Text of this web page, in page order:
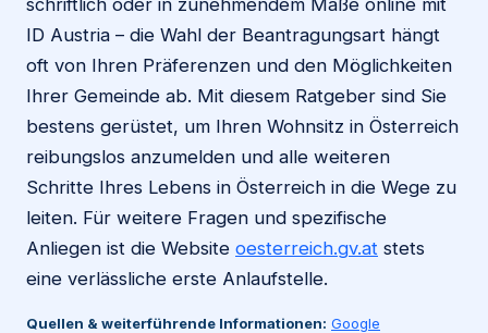
ID Austria – die Wahl der Beantragungsart hängt
oft von Ihren Präferenzen und den Möglichkeiten
Ihrer Gemeinde ab. Mit diesem Ratgeber sind Sie
bestens gerüstet, um Ihren Wohnsitz in Österreich
reibungslos anzumelden und alle weiteren
Schritte Ihres Lebens in Österreich in die Wege zu
leiten. Für weitere Fragen und spezifische
Anliegen ist die Website oesterreich.gv.at stets
eine verlässliche erste Anlaufstelle.
Quellen & weiterführende Informationen: Google